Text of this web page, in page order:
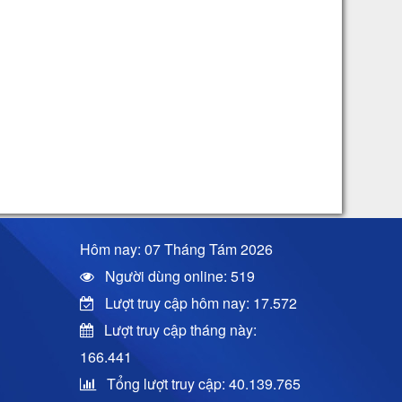
Hôm nay: 07 Tháng Tám 2026
Người dùng online: 519
Lượt truy cập hôm nay: 17.572
Lượt truy cập tháng này:
166.441
Tổng lượt truy cập: 40.139.765